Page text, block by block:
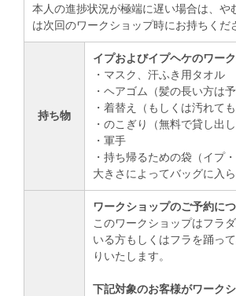
本人の進捗状況が極端に遅い場合は、や
は次回のワークショップ時にお持ちくだ
持ち物
イプおよびイプヘケのワー
・マスク、汗ふき用タオル
・ヘアゴム（髪の長い方は
・着替え（もしくは汚れて
・のこぎり（無料で貸し出
・軍手
・持ち帰るための袋（イプ
大きさによってバッグに入
ワークショップのご予約に
このワークショップはフラ
いる方もしくはフラを踊っ
りいたします。
下記対象のお客様がワーク